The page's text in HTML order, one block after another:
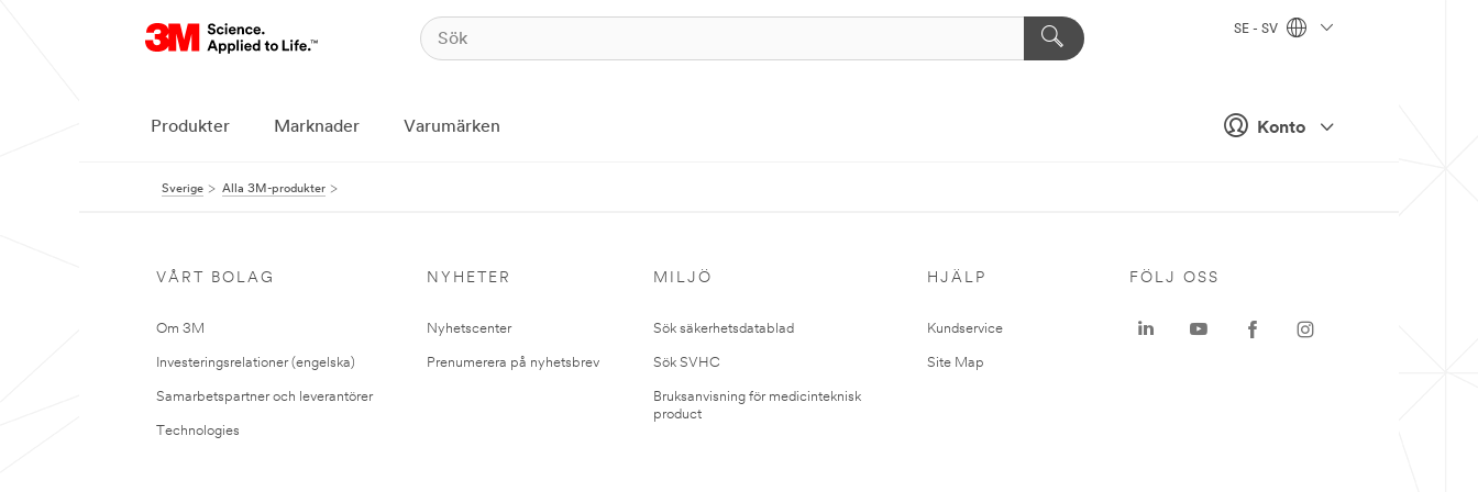
Konto
SE - SV
Produkter Marknader Varumärken
Sverige Alla 3M-produkter
VÅRT BOLAG
Om 3M
Investeringsrelationer (engelska)
Samarbetspartner och leverantörer
Technologies
NYHETER
Nyhetscenter
Prenumerera på nyhetsbrev
MILJÖ
Sök säkerhetsdatablad
Sök SVHC
Bruksanvisning för medicinteknisk
product
HJÄLP
Kundservice
Site Map
FÖLJ OSS